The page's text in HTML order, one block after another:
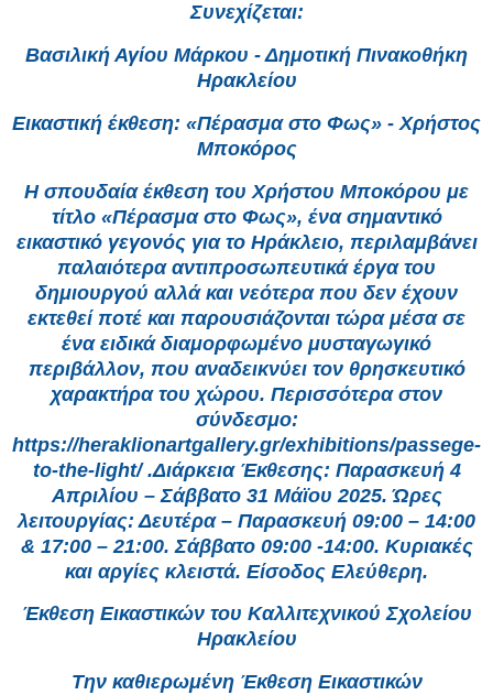
Συνεχίζεται:
Βασιλική Αγίου Μάρκου - Δημοτική Πινακοθήκη
Ηρακλείου
Εικαστική έκθεση: «Πέρασμα στο Φως» - Χρήστος
Μποκόρος
Η σπουδαία έκθεση του Χρήστου Μποκόρου με
τίτλο «Πέρασμα στο Φως», ένα σημαντικό
εικαστικό γεγονός για το Ηράκλειο, περιλαμβάνει
παλαιότερα αντιπροσωπευτικά έργα του
δημιουργού αλλά και νεότερα που δεν έχουν
εκτεθεί ποτέ και παρουσιάζονται τώρα μέσα σε
ένα ειδικά διαμορφωμένο μυσταγωγικό
περιβάλλον, που αναδεικνύει τον θρησκευτικό
χαρακτήρα του χώρου. Περισσότερα στον
σύνδεσμο:
https://heraklionartgallery.gr/exhibitions/passege-
to-the-light/ .Διάρκεια Έκθεσης: Παρασκευή 4
Απριλίου – Σάββατο 31 Μάϊου 2025. Ώρες
λειτουργίας: Δευτέρα – Παρασκευή 09:00 – 14:00
& 17:00 – 21:00. Σάββατο 09:00 -14:00. Κυριακές
και αργίες κλειστά. Είσοδος Ελεύθερη.
Έκθεση Εικαστικών του Καλλιτεχνικού Σχολείου
Ηρακλείου
Την καθιερωμένη Έκθεση Εικαστικών